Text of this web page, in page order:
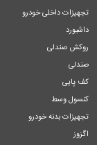
تجهیزات داخلی خودرو
داشبورد
روکش صندلی
صندلی
کف پایی
کنسول وسط
تجهیزات بدنه خودرو
اگزوز